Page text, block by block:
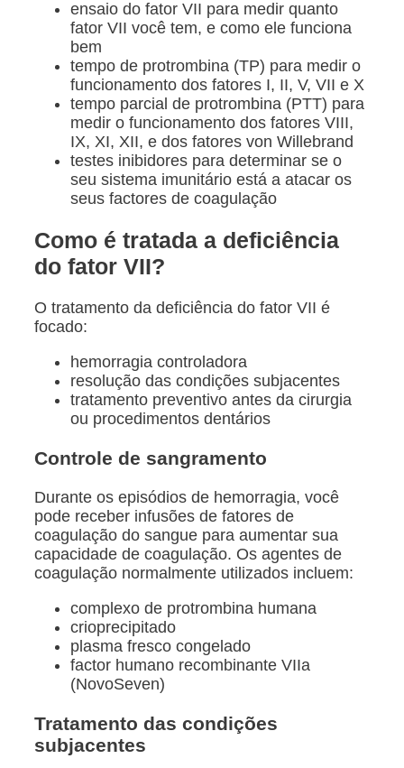
ensaio do fator VII para medir quanto
fator VII você tem, e como ele funciona
bem
tempo de protrombina (TP) para medir o
funcionamento dos fatores I, II, V, VII e X
tempo parcial de protrombina (PTT) para
medir o funcionamento dos fatores VIII,
IX, XI, XII, e dos fatores von Willebrand
testes inibidores para determinar se o
seu sistema imunitário está a atacar os
seus factores de coagulação
Como é tratada a deficiência
do fator VII?
O tratamento da deficiência do fator VII é
focado:
hemorragia controladora
resolução das condições subjacentes
tratamento preventivo antes da cirurgia
ou procedimentos dentários
Controle de sangramento
Durante os episódios de hemorragia, você
pode receber infusões de fatores de
coagulação do sangue para aumentar sua
capacidade de coagulação. Os agentes de
coagulação normalmente utilizados incluem:
complexo de protrombina humana
crioprecipitado
plasma fresco congelado
factor humano recombinante VIIa
(NovoSeven)
Tratamento das condições
subjacentes